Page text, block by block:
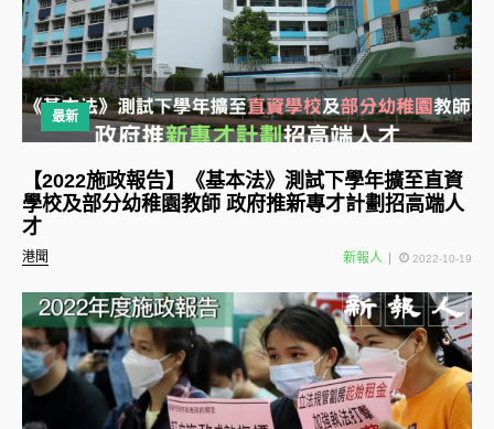
最新
港聞
【2022施政報告】《基本法》測試下學年擴至直資
學校及部分幼稚園教師 政府推新專才計劃招高端人
才
新報人 2022-10-19